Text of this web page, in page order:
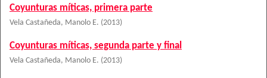
Coyunturas míticas, primera parte
Vela Castañeda, Manolo E. (2013)
Coyunturas míticas, segunda parte y final
Vela Castañeda, Manolo E. (2013)